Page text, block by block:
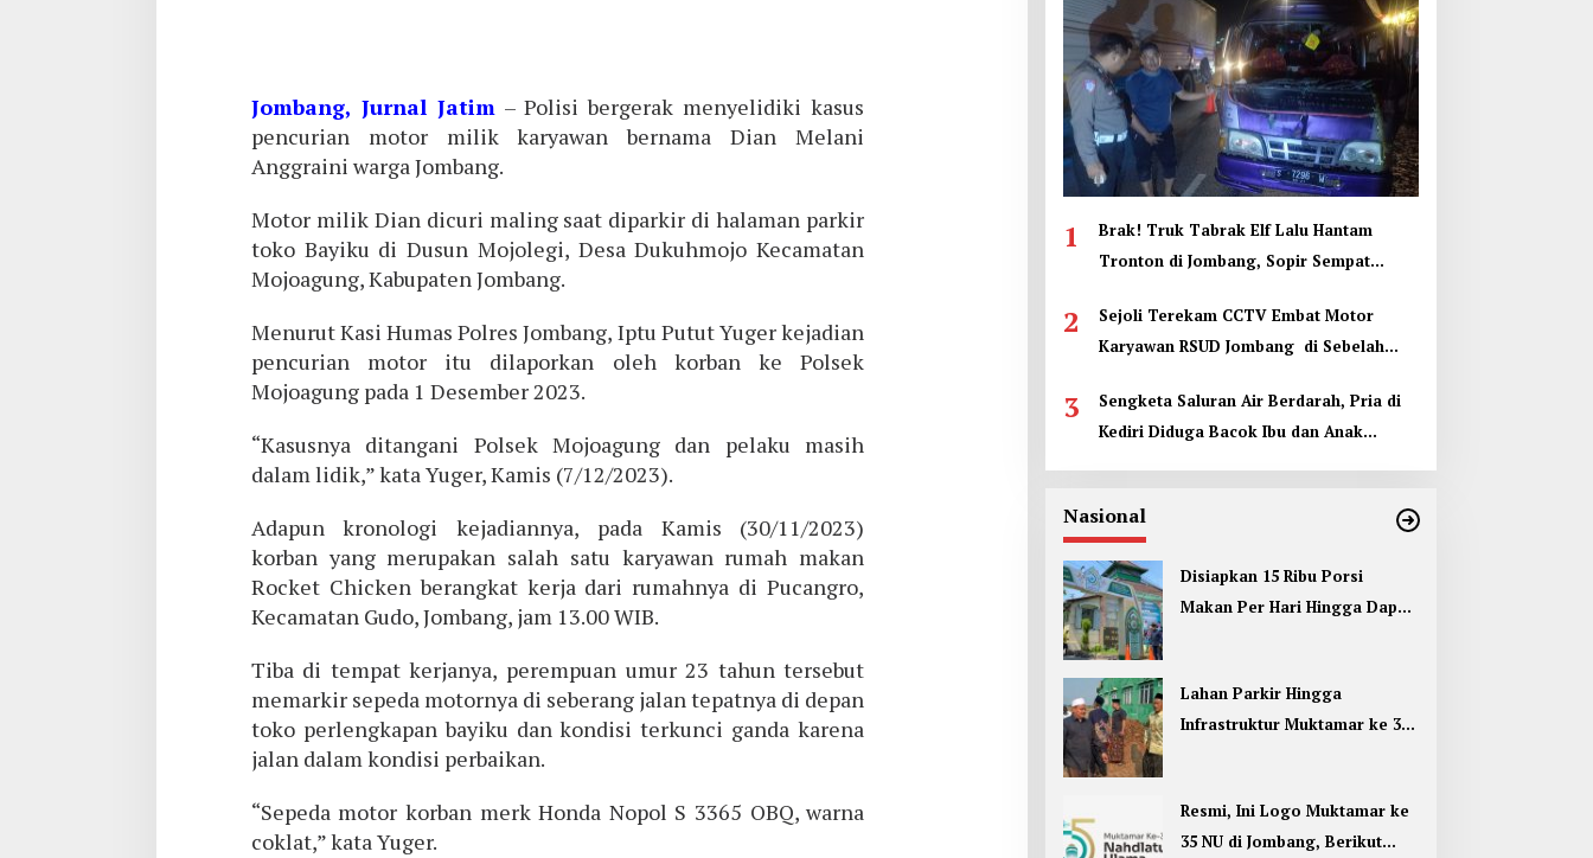
Jombang, Jurnal Jatim – Polisi bergerak menyelidiki kasus
pencurian motor milik karyawan bernama Dian Melani
Anggraini warga Jombang.
Motor milik Dian dicuri maling saat diparkir di halaman parkir
toko Bayiku di Dusun Mojolegi, Desa Dukuhmojo Kecamatan
Mojoagung, Kabupaten Jombang.
Menurut Kasi Humas Polres Jombang, Iptu Putut Yuger kejadian
pencurian motor itu dilaporkan oleh korban ke Polsek
Mojoagung pada 1 Desember 2023.
“Kasusnya ditangani Polsek Mojoagung dan pelaku masih
dalam lidik,” kata Yuger, Kamis (7/12/2023).
Adapun kronologi kejadiannya, pada Kamis (30/11/2023)
korban yang merupakan salah satu karyawan rumah makan
Rocket Chicken berangkat kerja dari rumahnya di Pucangro,
Kecamatan Gudo, Jombang, jam 13.00 WIB.
Tiba di tempat kerjanya, perempuan umur 23 tahun tersebut
memarkir sepeda motornya di seberang jalan tepatnya di depan
toko perlengkapan bayiku dan kondisi terkunci ganda karena
jalan dalam kondisi perbaikan.
“Sepeda motor korban merk Honda Nopol S 3365 OBQ, warna
coklat,” kata Yuger.
1
Brak! Truk Tabrak Elf Lalu Hantam
Tronton di Jombang, Sopir Sempat
2
Sejoli Terekam CCTV Embat Motor
Karyawan RSUD Jombang di Sebelah
3
Sengketa Saluran Air Berdarah, Pria di
Kediri Diduga Bacok Ibu dan Anak
Nasional
Disiapkan 15 Ribu Porsi
Makan Per Hari Hingga Dapur
Lahan Parkir Hingga
Infrastruktur Muktamar ke 35
Resmi, Ini Logo Muktamar ke
35 NU di Jombang, Berikut